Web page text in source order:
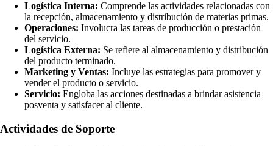
Logística Interna: Comprende las actividades relacionadas con
la recepción, almacenamiento y distribución de materias primas.
Operaciones: Involucra las tareas de producción o prestación
del servicio.
Logística Externa: Se refiere al almacenamiento y distribución
del producto terminado.
Marketing y Ventas: Incluye las estrategias para promover y
vender el producto o servicio.
Servicio: Engloba las acciones destinadas a brindar asistencia
posventa y satisfacer al cliente.
Actividades de Soporte